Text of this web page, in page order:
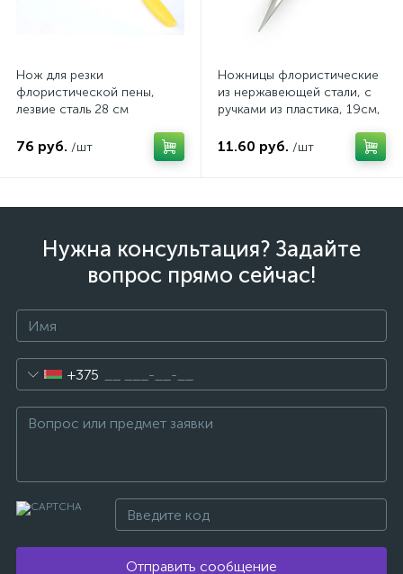
Нож для резки
флористической пены,
лезвие сталь 28 см
76 руб. /шт
Ножницы флористические
из нержавеющей стали, с
ручками из пластика, 19см,
11.60 руб. /шт
Нужна консультация? Задайте
вопрос прямо сейчас!
+375
Отправить сообщение